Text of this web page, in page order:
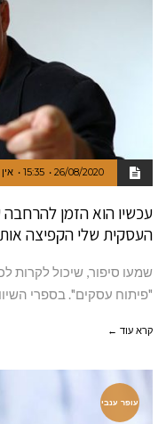
26/08/2020
15:35
עכשיו הוא הזמן
העסקית שלי הקפיצה
שמעו סיפור, שיכול לקרות
"פיתוח עסקים". בספרי
קרא עוד ←
עופר ענבי